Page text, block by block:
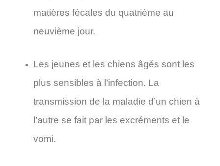
matières fécales du quatrième au
neuvième jour.
Les jeunes et les chiens âgés sont les
plus sensibles à l’infection. La
transmission de la maladie d’un chien à
l’autre se fait par les excréments et le
vomi.